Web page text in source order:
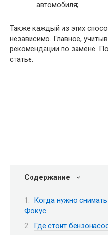
автомобиля;
Также каждый из этих
независимо. Главное,
рекомендации по замене.
статье.
Содержание
Когда нужно
Фокус
Где стоит